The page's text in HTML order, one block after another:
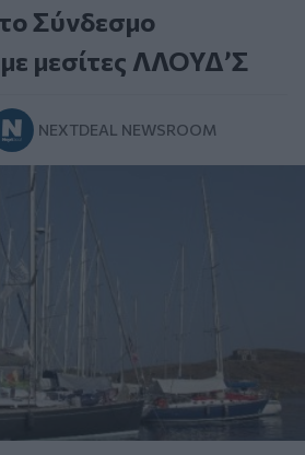
Σύνδεσμο
μεσίτες ΛΛΟΥΔ’Σ
NEXTDEAL NEWSROOM